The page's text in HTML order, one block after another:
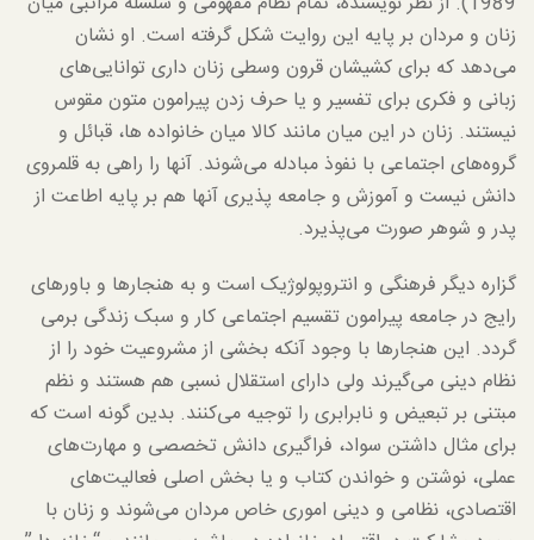
زنان و مردان بر پایه این روایت شکل گرفته است. او نشان
می‌دهد که برای کشیشان قرون وسطی زنان داری توانایی‌های
زبانی و فکری برای تفسیر و یا حرف زدن پیرامون متون مقوس
نیستند. زنان در این میان مانند کالا میان خانواده ها، قبائل و
گروه‌های اجتماعی با نفوذ مبادله می‌شوند. آنها را راهی به قلمروی
دانش نیست و آموزش و جامعه پذیری آنها هم بر پایه اطاعت از
پدر و شوهر صورت می‌پذیرد.
گزاره دیگر فرهنگی و انتروپولوژیک است و به هنجارها و باورهای
رایج در جامعه پیرامون تقسیم اجتماعی کار و سبک زندگی برمی
گردد. این هنجارها با وجود آنکه بخشی از مشروعیت خود را از
نظام دینی می‌گیرند ولی دارای استقلال نسبی هم هستند و نظم
مبتنی بر تبعیض و نابرابری را توجیه می‌کنند. بدین گونه است که
برای مثال داشتن سواد، فراگیری دانش تخصصی و مهارت‌های
عملی، نوشتن و خواندن کتاب و یا بخش اصلی فعالیت‌های
اقتصادی، نظامی و دینی اموری خاص مردان می‌شوند و زنان با